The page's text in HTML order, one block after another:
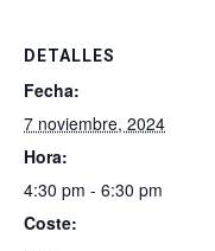
DETALLES
Fecha:
7 noviembre, 2024
Hora:
4:30 pm - 6:30 pm
Coste: